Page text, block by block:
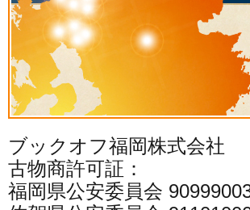
ブックオフ福岡株式会社
古物商許可証：
福岡県公安委員会